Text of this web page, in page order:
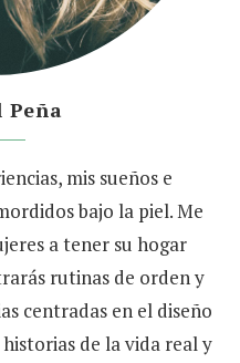
mis sueños e
bajo la piel. Me
a tener su hogar
rutinas de orden y
centradas en el diseño
de la vida real y